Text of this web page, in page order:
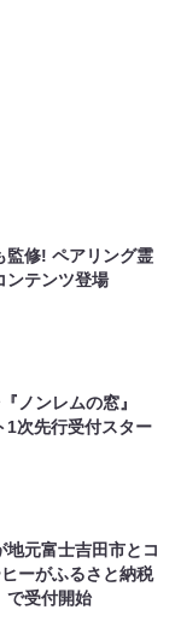
監修! ペアリング霊
ンテンツ登場
ノンレムの窓』
次先行受付スター
地元富士吉田市とコ
ーがふるさと納税
で受付開始